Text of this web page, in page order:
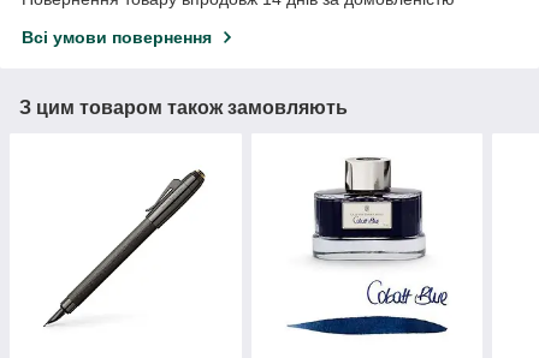
Всі умови повернення
З цим товаром також замовляють